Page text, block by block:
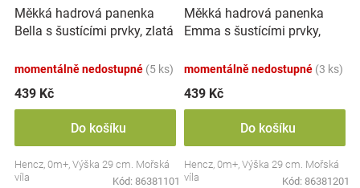
Měkká hadrová panenka
Bella s šustícími prvky, zlatá
momentálně nedostupné (5 ks)
439 Kč
Do košíku
Hencz, 0m+, Výška 29 cm. Mořská
víla
Kód: 86381101
Měkká hadrová panenka
Emma s šustícími prvky,
momentálně nedostupné (3 ks)
439 Kč
Do košíku
Hencz, 0m+, Výška 29 cm. Mořská
víla
Kód: 86381201